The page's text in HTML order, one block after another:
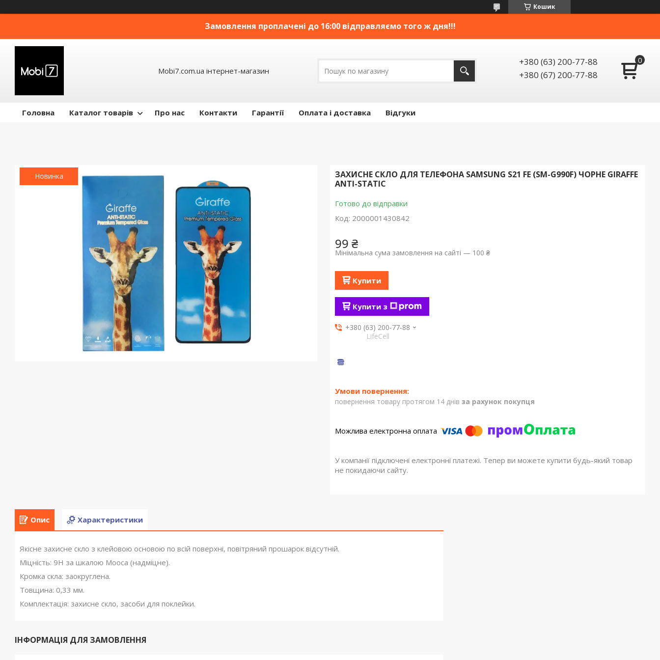
Кошик
Замовлення проплачені до 16:00 відправляємо того ж дня!!!
Mobi7.com.ua інтернет-магазин
+380 (63) 200-77-88
+380 (67) 200-77-88
Головна Каталог товарів Про нас Контакти Гарантії Оплата і доставка Відгуки
Новинка
ЗАХИСНЕ СКЛО ДЛЯ ТЕЛЕФОНА SAMSUNG S21 FE (SM-G990F) ЧОРНЕ GIRAFFE
ANTI-STATIC
Готово до відправки
Код: 2000001430842
99 ₴
Мінімальна сума замовлення на сайті — 100 ₴
Купити
Купити з
+380 (63) 200-77-88
LifeCell
повернення товару протягом 14 днів за рахунок покупця
У компанії підключені електронні платежі. Тепер ви можете купити будь-який товар
не покидаючи сайту.
Опис Характеристики
Якісне захисне скло з клейовою основою по всій поверхні, повітряний прошарок відсутній.
Міцність: 9Н за шкалою Мооса (надміцне).
Кромка скла: заокруглена.
Товщина: 0,33 мм.
Комплектація: захисне скло, засоби для поклейки.
ІНФОРМАЦІЯ ДЛЯ ЗАМОВЛЕННЯ